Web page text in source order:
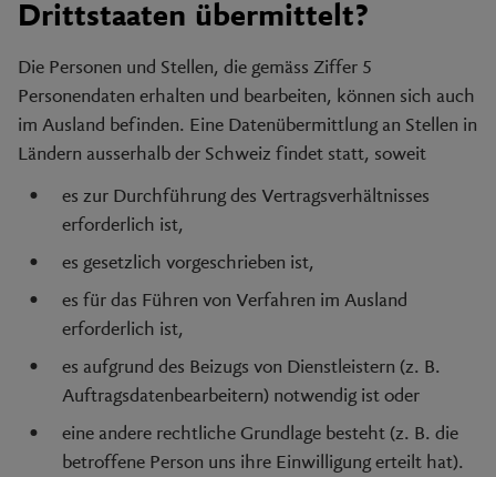
Drittstaaten übermittelt?
Die Personen und Stellen, die gemäss Ziffer 5
Personendaten erhalten und bearbeiten, können sich auch
im Ausland befinden. Eine Datenübermittlung an Stellen in
Ländern ausserhalb der Schweiz findet statt, soweit
es zur Durchführung des Vertragsverhältnisses
erforderlich ist,
es gesetzlich vorgeschrieben ist,
es für das Führen von Verfahren im Ausland
erforderlich ist,
es aufgrund des Beizugs von Dienstleistern (z. B.
Auftragsdatenbearbeitern) notwendig ist oder
eine andere rechtliche Grundlage besteht (z. B. die
betroffene Person uns ihre Einwilligung erteilt hat).